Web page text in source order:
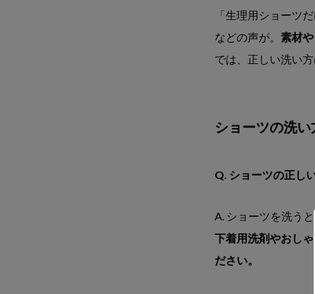
「生理用ショーツ
などの声が。 素材
では、正しい洗い
ショーツの洗い
Q. ショーツの正し
A. ショーツを洗う
下着用洗剤やおし
ださい。